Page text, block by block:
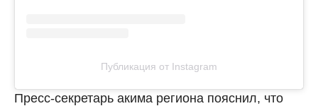
Публикация от Instagram
Пресс-секретарь акима региона пояснил, что